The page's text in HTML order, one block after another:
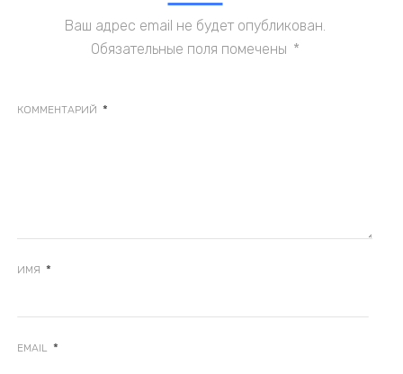
Ваш адрес email не будет опубликован.
Обязательные поля помечены *
КОММЕНТАРИЙ *
ИМЯ *
EMAIL *